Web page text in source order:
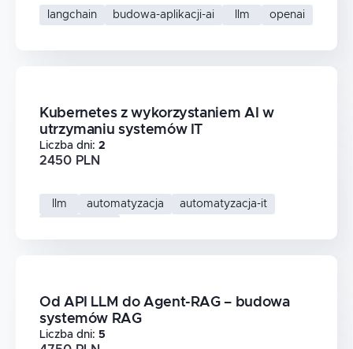
langchain budowa-aplikacji-ai llm openai
Kubernetes z wykorzystaniem AI w
utrzymaniu systemów IT
Liczba dni: 2
2450 PLN
llm automatyzacja
automatyzacja-it
Od API LLM do Agent-RAG – budowa
systemów RAG
Liczba dni: 5